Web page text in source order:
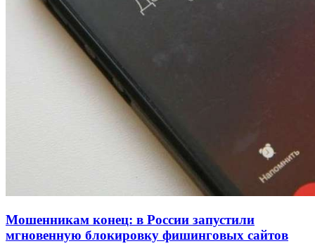
Сладкий праздник в Волгограде: в Центральном
парке прошёл фестиваль „Арбузный переполох“
Волгоградские компании нарастили экспорт:
заключены контракты на 3,6 млн долларов
Мошенникам конец: в России запустили
мгновенную блокировку фишинговых сайтов